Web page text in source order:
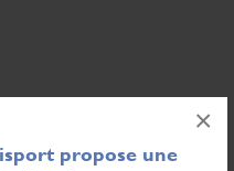
propose une
×